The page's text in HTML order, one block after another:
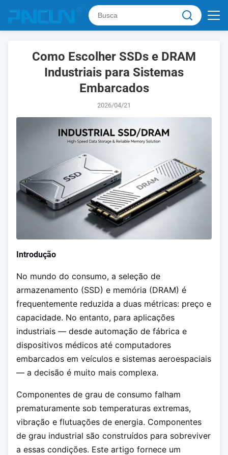
Como Escolher SSDs e DRAM
Industriais para Sistemas
Embarcados
2026/04/21
Introdução
No mundo do consumo, a seleção de
armazenamento (SSD) e memória (DRAM) é
frequentemente reduzida a duas métricas: preço e
capacidade. No entanto, para aplicações
industriais — desde automação de fábrica e
dispositivos médicos até computadores
embarcados em veículos e sistemas aeroespaciais
— a decisão é muito mais complexa.
Componentes de grau de consumo falham
prematuramente sob temperaturas extremas,
vibração e flutuações de energia. Componentes
de grau industrial são construídos para sobreviver
a essas condições. Este artigo fornece um